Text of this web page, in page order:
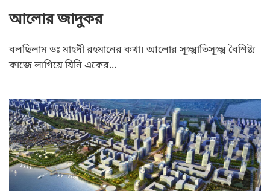
আলোর জাদুকর
বলছিলাম ডঃ মাহদী রহমানের কথা। আলোর সূক্ষ্মাতিসূক্ষ্ম বৈশিষ্ট্য
কাজে লাগিয়ে যিনি একের...